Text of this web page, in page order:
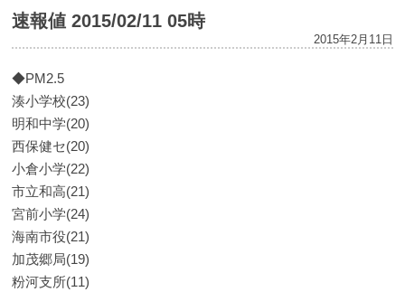
速報値 2015/02/11 05時
2015年2月11日
◆PM2.5
湊小学校(23)
明和中学(20)
西保健セ(20)
小倉小学(22)
市立和高(21)
宮前小学(24)
海南市役(21)
加茂郷局(19)
粉河支所(11)